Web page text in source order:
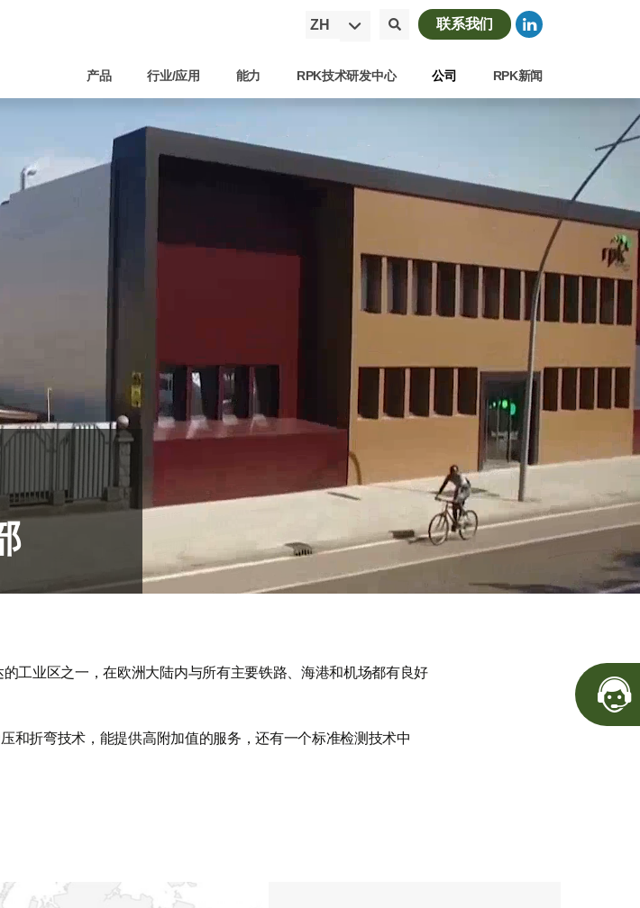
ZH 联系我们
产品 行业/应用 能力 RPK技术研发中心 公司 RPK新闻
工业区之一，在欧洲大陆内与所有主要铁路、海港和机场都有良好
和折弯技术，能提供高附加值的服务，还有一个标准检测技术中